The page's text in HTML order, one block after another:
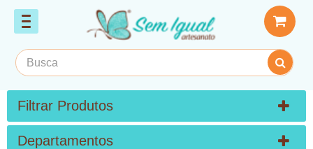
Filtrar Produtos
Departamentos